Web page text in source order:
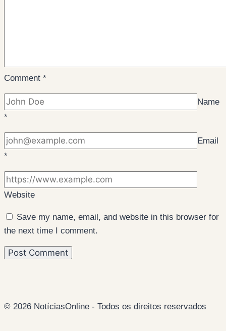
Comment *
Name
*
Email
*
Website
Save my name, email, and website in this browser for
the next time I comment.
© 2026 NotíciasOnline - Todos os direitos reservados